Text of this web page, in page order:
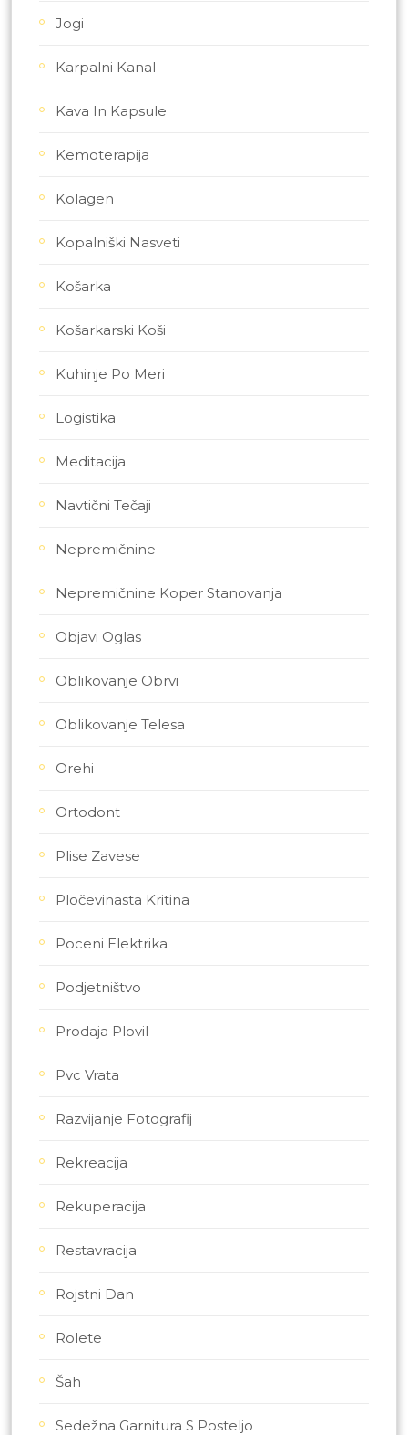
Jogi
Karpalni Kanal
Kava In Kapsule
Kemoterapija
Kolagen
Kopalniški Nasveti
Košarka
Košarkarski Koši
Kuhinje Po Meri
Logistika
Meditacija
Navtični Tečaji
Nepremičnine
Nepremičnine Koper Stanovanja
Objavi Oglas
Oblikovanje Obrvi
Oblikovanje Telesa
Orehi
Ortodont
Plise Zavese
Pločevinasta Kritina
Poceni Elektrika
Podjetništvo
Prodaja Plovil
Pvc Vrata
Razvijanje Fotografij
Rekreacija
Rekuperacija
Restavracija
Rojstni Dan
Rolete
Šah
Sedežna Garnitura S Posteljo